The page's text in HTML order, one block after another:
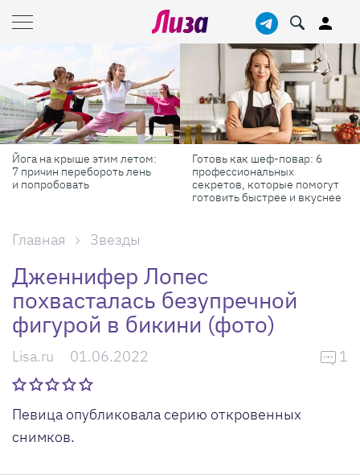
Готовь как шеф-повар: 6
профессиональных
секретов, которые помогут
Масштабные приключения:
самые красивые фестивали
России в августе
Главная Звезды
Дженнифер Лопес
похвасталась безупречной
фигурой в бикини (фото)
Lisa.ru 01.06.2022 1
Певица опубликовала серию откровенных
снимков.